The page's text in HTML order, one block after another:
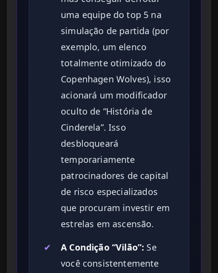
uma equipe do top 5 na
simulação de partida (por
exemplo, um elenco
totalmente otimizado do
Copenhagen Wolves), isso
acionará um modificador
oculto de “História de
Cinderela”. Isso
desbloqueará
temporariamente
patrocinadores de capital
de risco especializados
que procuram investir em
estrelas em ascensão.
✔
A Condição “Vilão”: Se
você consistentemente